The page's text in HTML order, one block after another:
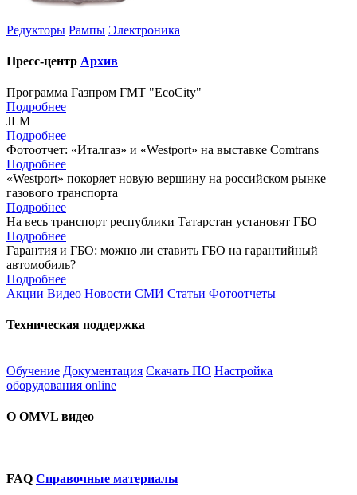
Редукторы Рампы Электроника
Пресс-центр Архив
Программа Газпром ГМТ "EcoCity"
Подробнее
JLM
Подробнее
Фотоотчет: «Италгаз» и «Westport» на выставке Comtrans
Подробнее
«Westport» покоряет новую вершину на российском рынке
газового транспорта
Подробнее
На весь транспорт республики Татарстан установят ГБО
Подробнее
Гарантия и ГБО: можно ли ставить ГБО на гарантийный
автомобиль?
Подробнее
Акции Видео Новости СМИ Статьи Фотоотчеты
Техническая поддержка
Обучение Документация Скачать ПО Настройка
оборудования online
О OMVL видео
FAQ Справочные материалы